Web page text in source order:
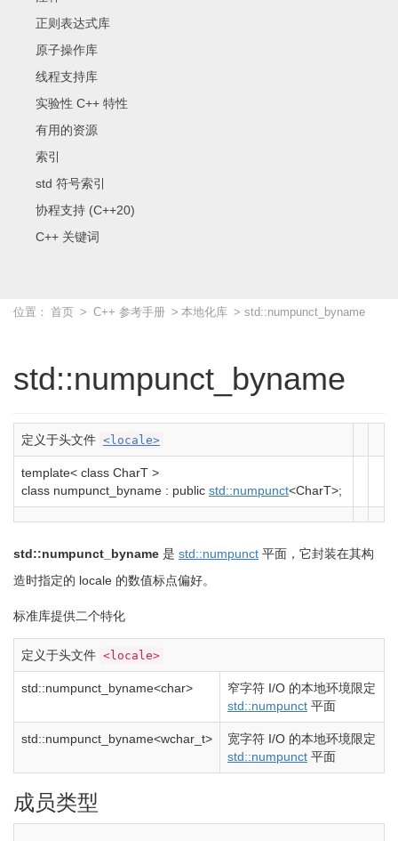
正则表达式库
原子操作库
线程支持库
实验性 C++ 特性
有用的资源
索引
std 符号索引
协程支持 (C++20)
C++ 关键词
位置： 首页 > C++ 参考手册 > 本地化库 > std::numpunct_byname
std::numpunct_byname
定义于头文件 <locale>
template< class CharT >
class numpunct_byname : public std::numpunct<CharT>;
std::numpunct_byname 是 std::numpunct 平面，它封装在其构
造时指定的 locale 的数值标点偏好。
标准库提供二个特化
定义于头文件 <locale>
std::numpunct_byname<char>
窄字符 I/O 的本地环境限定
std::numpunct 平面
std::numpunct_byname<wchar_t>
宽字符 I/O 的本地环境限定
std::numpunct 平面
成员类型